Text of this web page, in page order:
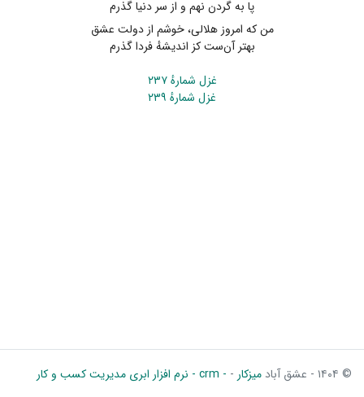
پا به گردن نهم و از سر دنیا گذرم
من که امروز هلالی، خوشم از دولت عشق
بهتر آن‌ست کز اندیشهٔ فردا گذرم
غزل شمارهٔ ۲۳۷
غزل شمارهٔ ۲۳۹
© ۱۴۰۴ - عشق آباد میزکار - - crm - نرم افزار ابری مدیریت کسب و کار